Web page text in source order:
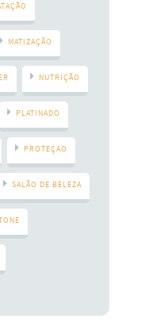
MATIZAÇÃO
NUTRIÇÃO
PLATINADO
PROTEÇAO
SALÃO DE BELEZA